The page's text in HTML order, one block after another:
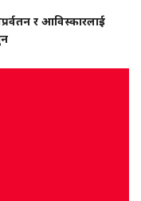
र आविस्कारलाई